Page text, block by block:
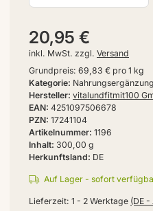
Inhalt 300,00 g
Hersteller vitalundfitmit100
Artikelnummer 1196
PZN 17241104
EAN 4251097506678
Herkunftsland DE
Kategorie Nahrungsergänzung
20,95 €
inkl. MwSt. zzgl. Versand
Grundpreis: 69,83 € pro 1 kg
Auf Lager - sofort
Lieferzeit: 1 - 2 Werktage (DE